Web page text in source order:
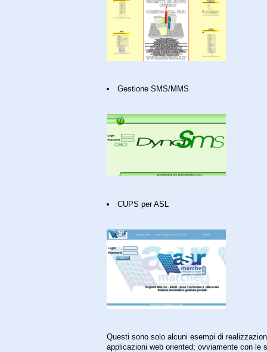
Gestione SMS/MMS
CUPS per ASL
Questi sono solo alcuni esempi di
applicazioni web oriented; ovviamente con le